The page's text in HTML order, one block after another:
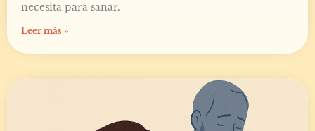
necesita para sanar.
Leer más »